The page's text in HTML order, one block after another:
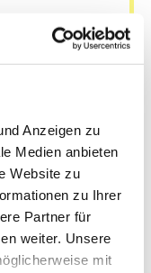
Anzeigen zu
Medien anbieten
Website zu
zu Ihrer
Partner für
weiter. Unsere
mit